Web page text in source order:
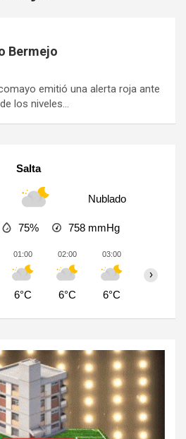
Bermejo
emitió una alerta roja ante
los niveles…
Salta
Nublado
75% 758 mmHg
01:00
6°C
02:00
6°C
03:00
6°C
›